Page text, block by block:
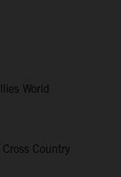
World
Country